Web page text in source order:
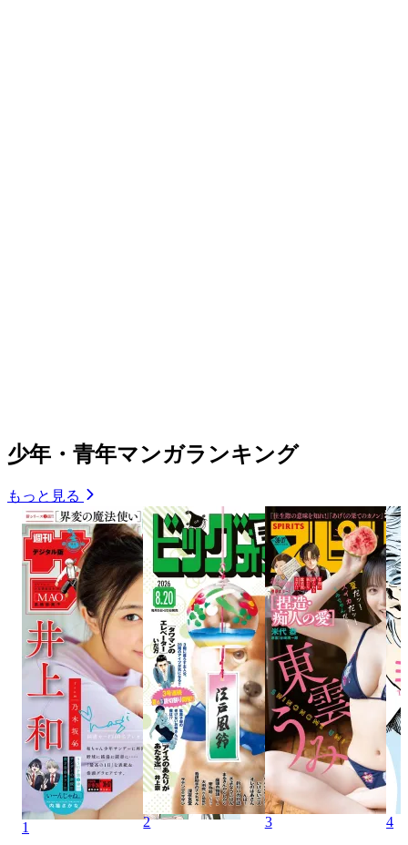
少年・青年マンガランキング
もっと見る
1 2 3 4